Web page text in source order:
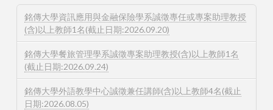
銘傳大學資訊應用與金融保險學系誠徵專任或專案助理教授
(含)以上教師1名(截止日期:2026.09.20)
銘傳大學餐旅管理學系誠徵專案助理教授(含)以上教師1名
(截止日期:2026.09.24)
銘傳大學外語教學中心誠徵兼任講師(含)以上教師4名(截止
日期:2026.08.05)